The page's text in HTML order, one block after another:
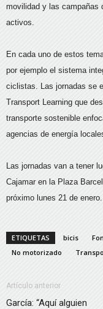
movilidad y las campañas
activos.
En cada uno de estos
por ejemplo el sistema
ciclistas. Las jornadas se
Transport Learning que
transporte sostenible
agencias de energía
Las jornadas van a tener
Cajamar en la Plaza
próximo lunes 21 de enero.
ETIQUETAS bicis
No motorizado
Artículo anterior
García: “Aquí alguien